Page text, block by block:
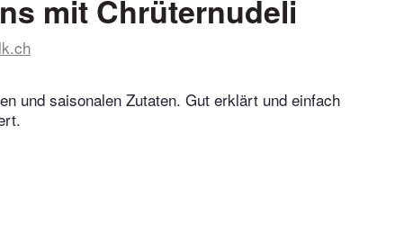
mit Chrüternudeli
und saisonalen Zutaten. Gut erklärt und einfach